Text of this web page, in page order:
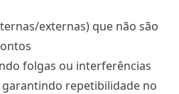
externas) que não são
folgas ou interferências
garantindo repetibilidade no